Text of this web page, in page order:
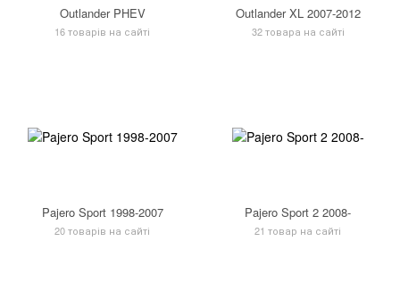
Outlander PHEV
16 товарів на сайті
Outlander XL 2007-2012
32 товара на сайті
Pajero Sport 1998-2007
20 товарів на сайті
Pajero Sport 2 2008-
21 товар на сайті